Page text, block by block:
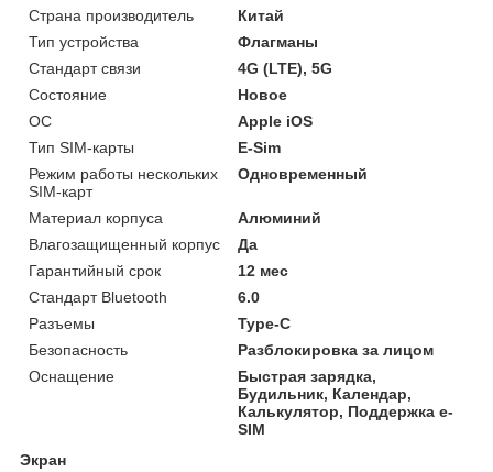
Страна производитель
Китай
Тип устройства
Флагманы
Стандарт связи
4G (LTE), 5G
Состояние
Новое
ОС
Apple iOS
Тип SIM-карты
E-Sim
Режим работы нескольких
SIM-карт
Одновременный
Материал корпуса
Алюминий
Влагозащищенный корпус
Да
Гарантийный срок
12 мес
Стандарт Bluetooth
6.0
Разъемы
Type-C
Безопасность
Разблокировка за лицом
Оснащение
Быстрая зарядка,
Будильник, Календар,
Калькулятор, Поддержка e-
SIM
Экран